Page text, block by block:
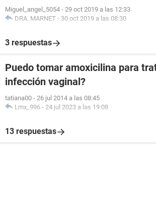
Miguel_angel_5054 - 29 oct 2019 a las 12:33
DRA. MARNET - 30 oct 2019 a las 08:30
3 respuestas
Puedo tomar amoxicilina para
infección vaginal?
tatiana00 - 26 jul 2014 a las 08:45
Lmx_996 - 24 jul 2023 a las 19:08
13 respuestas